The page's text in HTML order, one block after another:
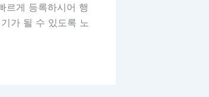
르게 등록하시어 행
가 될 수 있도록 노